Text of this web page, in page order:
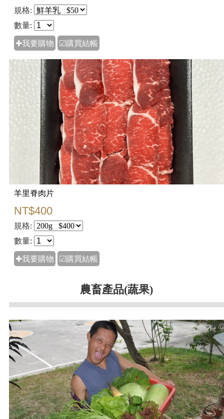
規格:
數量:
✚我要購物 ☑購買結帳
羊里脊肉片
NT$400
規格:
數量:
✚我要購物 ☑購買結帳
農畜產品(蔬果)